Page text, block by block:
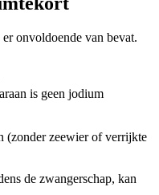
onvoldoende van bevat.
is geen jodium
(zonder zeewier of verrijkte
de zwangerschap, kan